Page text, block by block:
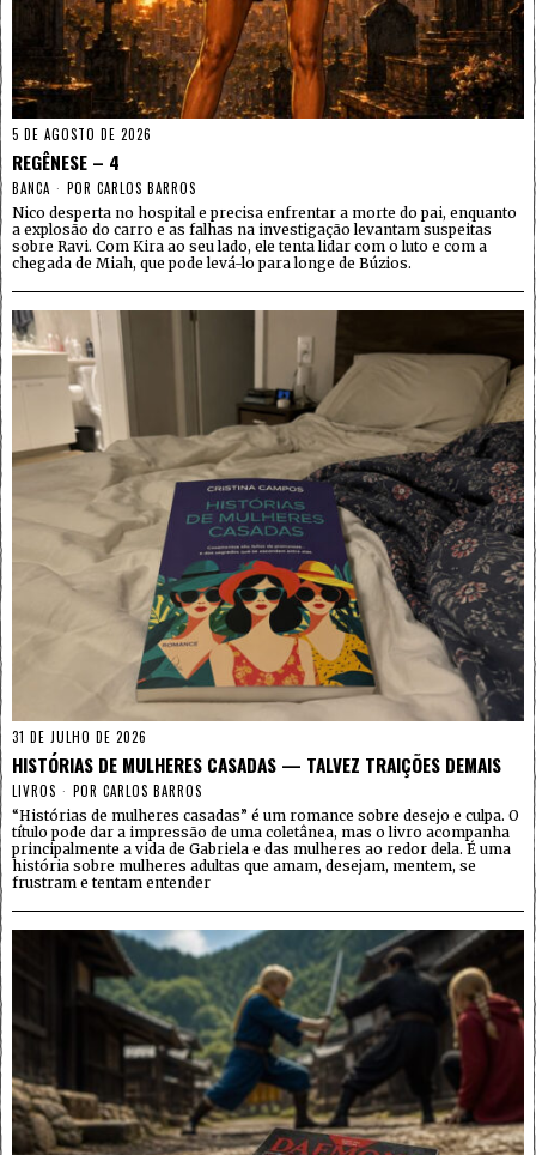
5 DE AGOSTO DE 2026
REGÊNESE – 4
BANCA POR CARLOS BARROS
Nico desperta no hospital e precisa enfrentar a morte do pai, enquanto
a explosão do carro e as falhas na investigação levantam suspeitas
sobre Ravi. Com Kira ao seu lado, ele tenta lidar com o luto e com a
chegada de Miah, que pode levá-lo para longe de Búzios.
31 DE JULHO DE 2026
HISTÓRIAS DE MULHERES CASADAS — TALVEZ TRAIÇÕES DEMAIS
LIVROS POR CARLOS BARROS
“Histórias de mulheres casadas” é um romance sobre desejo e culpa. O
título pode dar a impressão de uma coletânea, mas o livro acompanha
principalmente a vida de Gabriela e das mulheres ao redor dela. É uma
história sobre mulheres adultas que amam, desejam, mentem, se
frustram e tentam entender